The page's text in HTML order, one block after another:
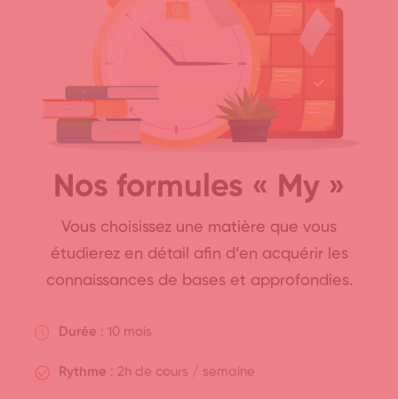
Nos formules « My »
Vous choisissez une matière que vous
étudierez en détail afin d’en acquérir les
connaissances de bases et approfondies.
Durée : 10 mois
Rythme : 2h de cours / semaine